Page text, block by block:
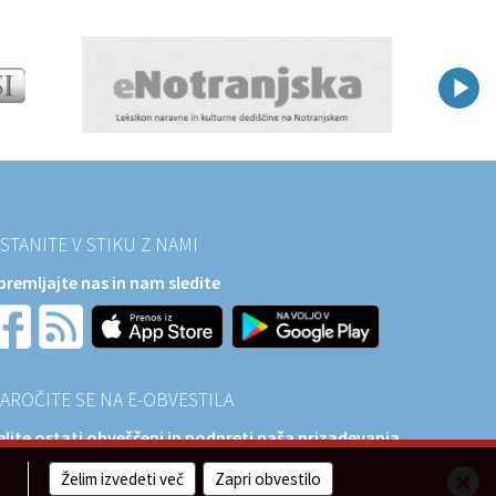
V STIKU Z NAMI
nas in nam sledite
SE NA E-OBVESTILA
ostati obveščeni in podpreti naša prizadevanja
razvoj?
Želim izvedeti več Zapri obvestilo